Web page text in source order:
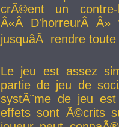
crÃ©ent un
Â«Â D'horreurÂ
jusquâÃ rendre
Le jeu est assez
partie de jeu de
systÃ¨me de jeu
effets sont Ã©crits